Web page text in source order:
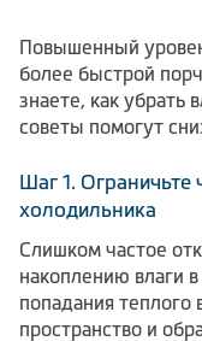
Повышенный
более быстрой
знаете, как убрать
советы помогут
Шаг 1. Ограничьте
холодильника
Слишком частое
накоплению влаги
попадания теплого
пространство и